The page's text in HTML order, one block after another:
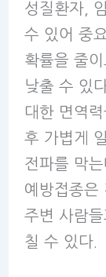
성질환자,
수 있어 중
확률을 줄
낮출 수 있
대한 면역
후 가볍게
전파를 막
예방접종은
주변 사람
칠 수 있다.